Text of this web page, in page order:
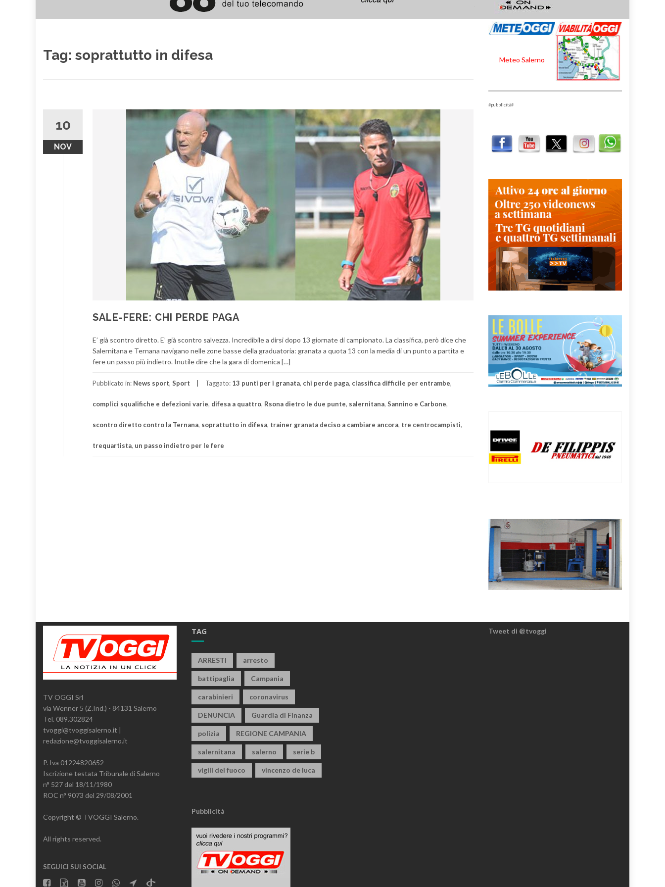
Tag: soprattutto in difesa
10
NOV
SALE-FERE: CHI PERDE PAGA
E’ già scontro diretto. E’ già scontro salvezza. Incredibile a dirsi dopo 13 giornate di campionato. La classifica, però dice che
Salernitana e Ternana navigano nelle zone basse della graduatoria: granata a quota 13 con la media di un punto a partita e
fere un passo più indietro. Inutile dire che la gara di domenica […]
Pubblicato in: News sport, Sport Taggato: 13 punti per i granata, chi perde paga, classifica difficile per entrambe,
complici squalifiche e defezioni varie, difesa a quattro, Rsona dietro le due punte, salernitana, Sannino e Carbone,
scontro diretto contro la Ternana, soprattutto in difesa, trainer granata deciso a cambiare ancora, tre centrocampisti,
trequartista, un passo indietro per le fere
Meteo Salerno
#pubblicità#
TV OGGI Srl
via Wenner 5 (Z.Ind.) - 84131 Salerno
Tel. 089.302824
tvoggi@tvoggisalerno.it |
redazione@tvoggisalerno.it
P. Iva 01224820652
Iscrizione testata Tribunale di Salerno
n° 527 del 18/11/1980
ROC n° 9073 del 29/08/2001
Copyright © TVOGGI Salerno.
All rights reserved.
SEGUICI SUI SOCIAL
TAG
ARRESTI arresto
battipaglia Campania
carabinieri coronavirus
DENUNCIA Guardia di Finanza
polizia REGIONE CAMPANIA
salernitana salerno serie b
vigili del fuoco vincenzo de luca
Pubblicità
Tweet di @tvoggi